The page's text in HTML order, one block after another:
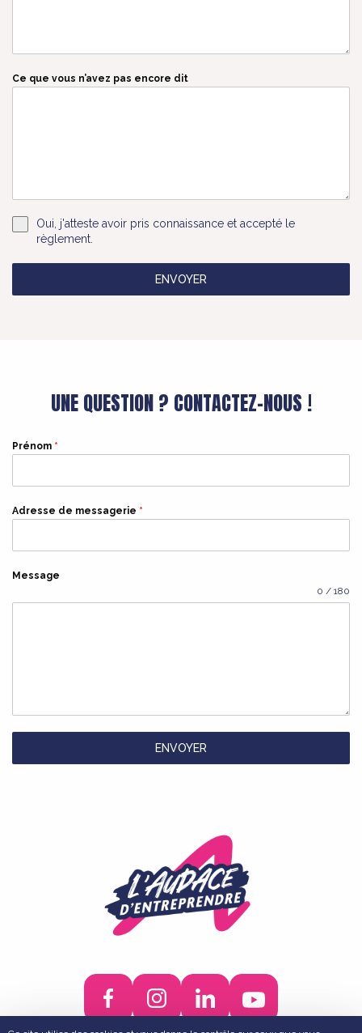
Ce que vous n’avez pas encore dit
Oui, j'atteste avoir pris connaissance et accepté le
règlement.
ENVOYER
UNE QUESTION ? CONTACTEZ-NOUS !
Prénom *
Adresse de messagerie *
Message
0 / 180
ENVOYER